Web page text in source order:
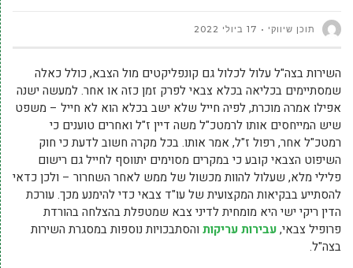
תוכן שיווקי 17 ביולי 2022
השירות בצה"ל עלול לכלול גם קונפליקטים מול הצבא, כולל כאלה
שמסתיימים בכליאה בכלא צבאי לפרק זמן כזה או אחר. למעשה ישנה
אפילו אמרה מוכרת, לפיה חייל שלא ישב בכלא הוא לא חייל – משפט
שיש המייחסים אותו לרמטכ"ל משה דיין ז"ל ואחרים טוענים כי
רמטכ"ל אחר, רפול ז"ל, אמר אותו. בכל מקרה חשוב לדעת כי חוק
השיפוט הצבאי קובע כי במקרים מסוימים יתווסף לחייל גם רישום
פלילי מלא, שעלול להוות מכשול של ממש לאחר השחרור – ולכן כדאי
להסתייע בבקיאות המקצועית של עו"ד צבאי כדי להימנע מכך. עורכת
הדין ריקי ישי היא מומחית לדיני צבא שמטפלת בהצלחה בהורדת
פרופיל צבאי,עבירות עריקות והסתבכויות נוספות במסגרת השירות
בצה"ל.